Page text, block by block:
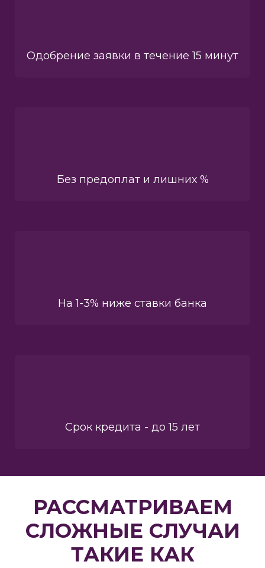
Одобрение заявки в течение 15 минут
Без предоплат и лишних %
На 1-3% ниже ставки банка
Срок кредита - до 15 лет
РАССМАТРИВАЕМ
СЛОЖНЫЕ СЛУЧАИ
ТАКИЕ КАК